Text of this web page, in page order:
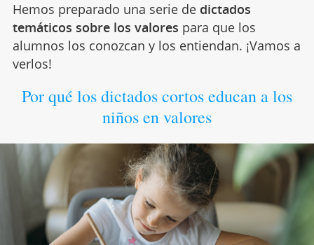
Hemos preparado una serie de dictados
temáticos sobre los valores para que los
alumnos los conozcan y los entiendan. ¡Vamos a
verlos!
Por qué los dictados cortos educan a los
niños en valores